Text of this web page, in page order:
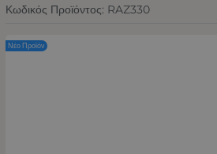
Κωδικός Προϊόντος: RAZ330
Νέο Προϊόν